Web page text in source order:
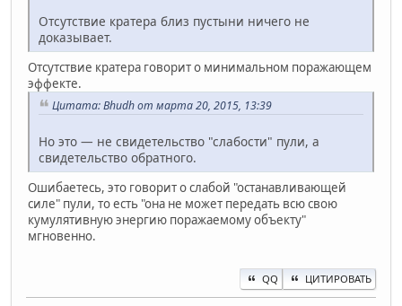
Отсутствие кратера близ пустыни ничего не
доказывает.
Отсутствие кратера говорит о минимальном поражающем
эффекте.
Цитата: Bhudh от марта 20, 2015, 13:39
Но это — не свидетельство "слабости" пули, а
свидетельство обратного.
Ошибаетесь, это говорит о слабой "останавливающей
силе" пули, то есть "она не может передать всю свою
кумулятивную энергию поражаемому объекту"
мгновенно.
QQ ЦИТИРОВАТЬ